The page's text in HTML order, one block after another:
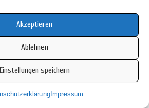
Akzeptieren
Ablehnen
Einstellungen speichern
Impressum
doch ein bisschen grimmig. So
er mit seiner Inga sein darf, aber
gleich 3 Hüte und er keinen?